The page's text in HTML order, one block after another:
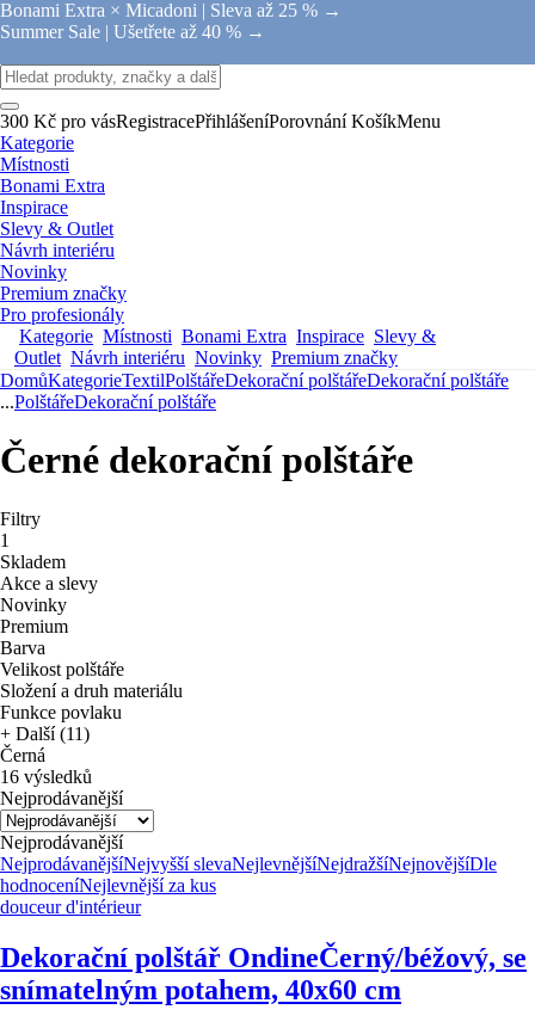
Bonami Extra × Micadoni | Sleva až 25 % →
Summer Sale | Ušetřete až 40 % →
300 Kč pro vásRegistracePřihlášeníPorovnání KošíkMenu
Kategorie
Místnosti
Bonami Extra
Inspirace
Slevy & Outlet
Návrh interiéru
Novinky
Premium značky
Pro profesionály
Kategorie Místnosti Bonami Extra Inspirace Slevy &
Outlet Návrh interiéru Novinky Premium značky
DomůKategorieTextilPolštářeDekorační polštářeDekorační polštáře
...PolštářeDekorační polštáře
Černé dekorační polštáře
Filtry
1
Skladem
Akce a slevy
Novinky
Premium
Barva
Velikost polštáře
Složení a druh materiálu
Funkce povlaku
+ Další (11)
Černá
16 výsledků
Nejprodávanější
Nejprodávanější
NejprodávanějšíNejvyšší slevaNejlevnějšíNejdražšíNejnovějšíDle
hodnoceníNejlevnější za kus
douceur d'intérieur
Dekorační polštář OndineČerný/béžový, se
snímatelným potahem, 40x60 cm